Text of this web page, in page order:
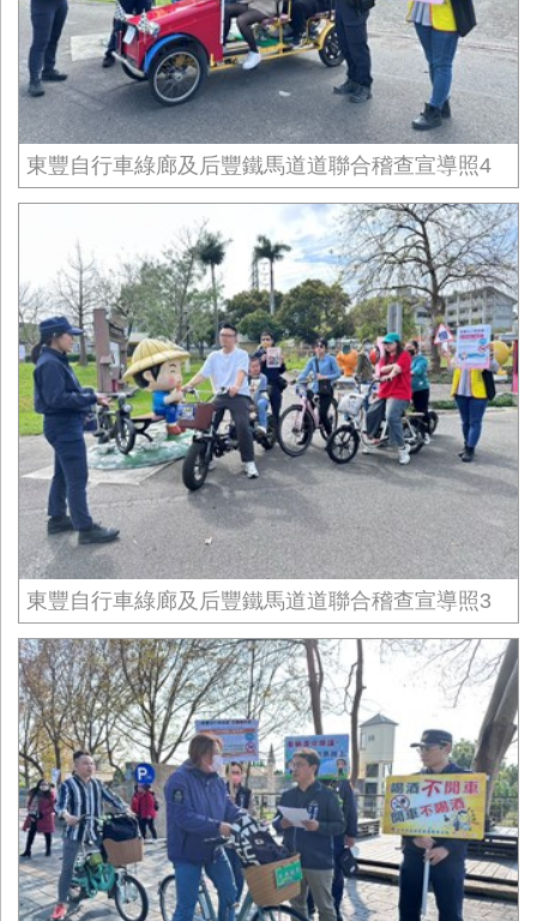
東豐自行車綠廊及后豐鐵馬道道聯合稽查宣導照4
東豐自行車綠廊及后豐鐵馬道道聯合稽查宣導照3